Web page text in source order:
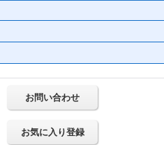
お問い合わせ
お気に入り登録